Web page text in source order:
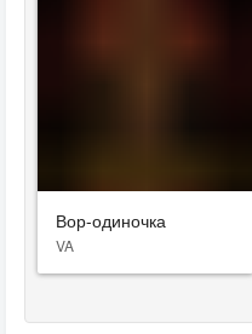
Вор-одиночка
VA